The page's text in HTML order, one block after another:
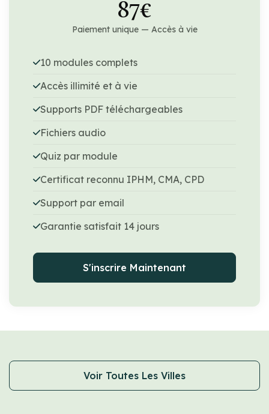
87€
Paiement unique — Accès à vie
10 modules complets
Accès illimité et à vie
Supports PDF téléchargeables
Fichiers audio
Quiz par module
Certificat reconnu IPHM, CMA, CPD
Support par email
Garantie satisfait 14 jours
S'inscrire Maintenant
Voir Toutes Les Villes